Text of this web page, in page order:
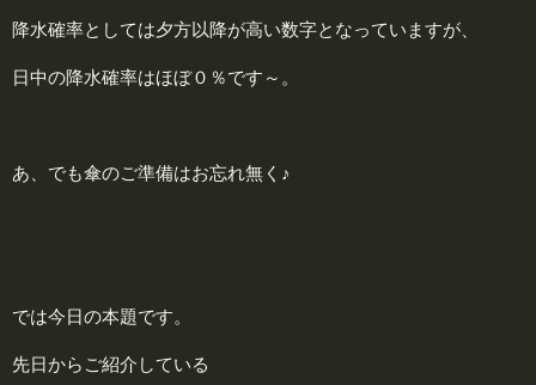
降水確率としては夕方以降が高い数字となっていますが、
日中の降水確率はほぼ０％です～。
あ、でも傘のご準備はお忘れ無く♪
では今日の本題です。
先日からご紹介している